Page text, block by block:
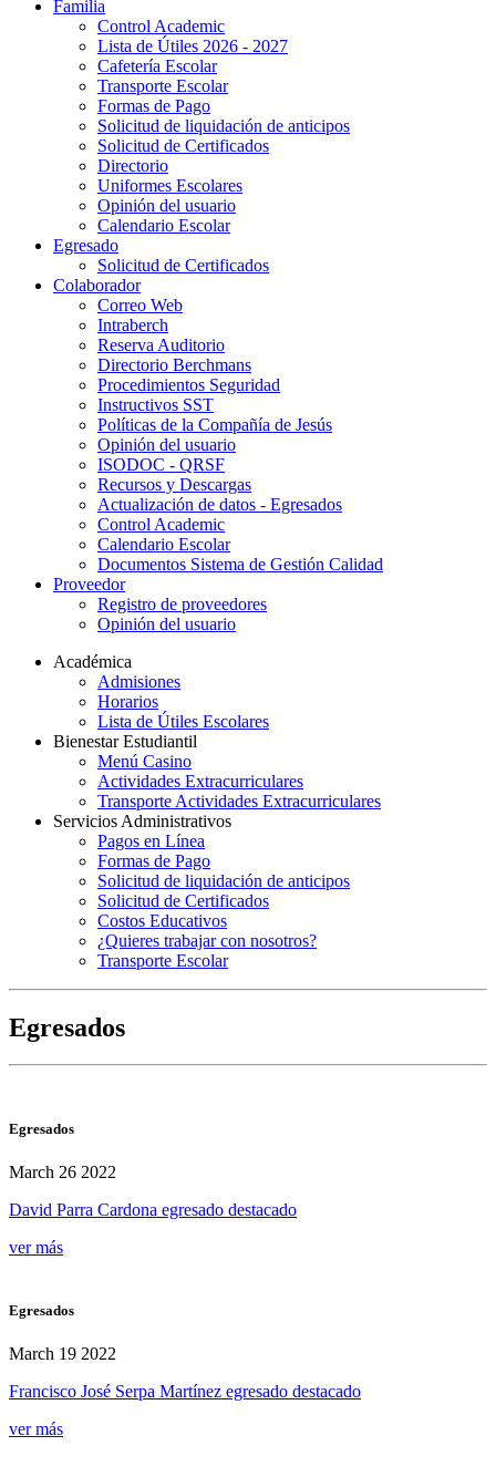
Familia
Control Academic
Lista de Útiles 2026 - 2027
Cafetería Escolar
Transporte Escolar
Formas de Pago
Solicitud de liquidación de anticipos
Solicitud de Certificados
Directorio
Uniformes Escolares
Opinión del usuario
Calendario Escolar
Egresado
Solicitud de Certificados
Colaborador
Correo Web
Intraberch
Reserva Auditorio
Directorio Berchmans
Procedimientos Seguridad
Instructivos SST
Políticas de la Compañía de Jesús
Opinión del usuario
ISODOC - QRSF
Recursos y Descargas
Actualización de datos - Egresados
Control Academic
Calendario Escolar
Documentos Sistema de Gestión Calidad
Proveedor
Registro de proveedores
Opinión del usuario
Académica
Admisiones
Horarios
Lista de Útiles Escolares
Bienestar Estudiantil
Menú Casino
Actividades Extracurriculares
Transporte Actividades Extracurriculares
Servicios Administrativos
Pagos en Línea
Formas de Pago
Solicitud de liquidación de anticipos
Solicitud de Certificados
Costos Educativos
¿Quieres trabajar con nosotros?
Transporte Escolar
Egresados
Egresados
March 26 2022
David Parra Cardona egresado destacado
ver más
Egresados
March 19 2022
Francisco José Serpa Martínez egresado destacado
ver más